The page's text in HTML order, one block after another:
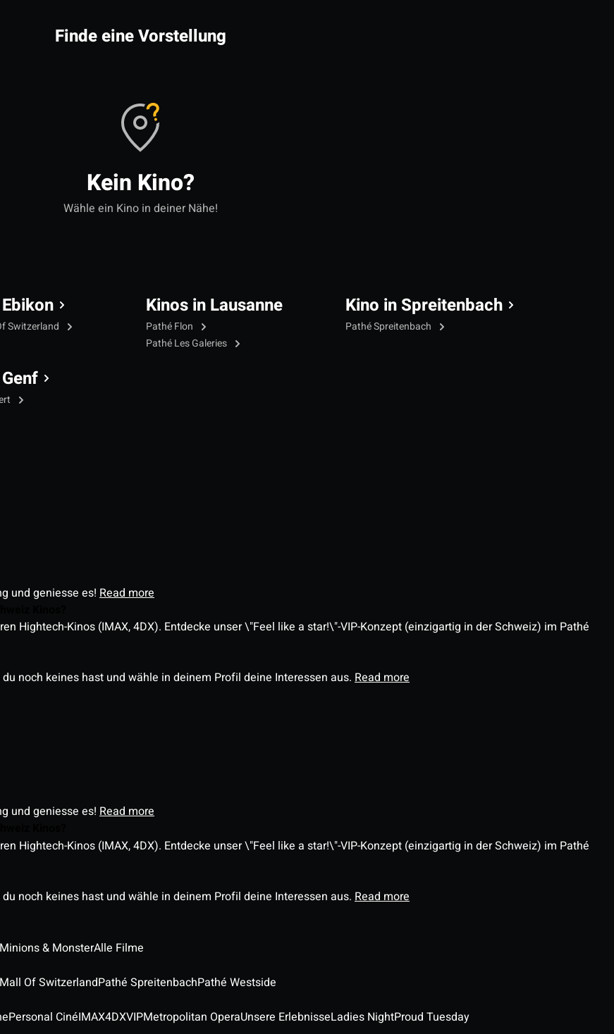
Finde eine Vorstellung
Kein Kino?
Wähle ein Kino in deiner Nähe!
Switzerland
Kinos in Lausanne
Pathé Flon
Pathé Les Galeries
Kino in Spreitenbach
Pathé Spreitenbach
und geniesse es! Read more
Hightech-Kinos (IMAX, 4DX). Entdecke unser \"Feel like a star!\"-VIP-Konzept (einzigartig in der Schweiz) im Pathé
noch keines hast und wähle in deinem Profil deine Interessen aus. Read more
und geniesse es! Read more
Hightech-Kinos (IMAX, 4DX). Entdecke unser \"Feel like a star!\"-VIP-Konzept (einzigartig in der Schweiz) im Pathé
noch keines hast und wähle in deinem Profil deine Interessen aus. Read more
Minions & MonsterAlle Filme
Of SwitzerlandPathé SpreitenbachPathé Westside
Personal CinéIMAX4DXVIPMetropolitan OperaUnsere ErlebnisseLadies NightProud Tuesday